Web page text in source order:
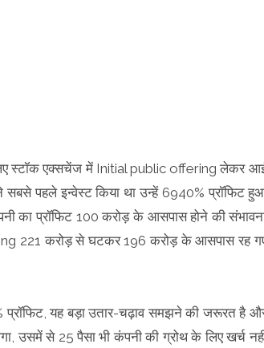
स्टॉक एक्सचेंज में Initial public offering लेकर
सबसे पहले इन्वेस्ट किया था उन्हें 6940% प्रॉफिट
का प्रॉफिट 100 करोड़ के आसपास होने की
221 करोड़ से घटकर 196 करोड़ के आसपास रह
यह बड़ा उतार-चढ़ाव समझने की जरूरत है
उसमें से 25 पैसा भी कंपनी की ग्रोथ के लिए खर्च